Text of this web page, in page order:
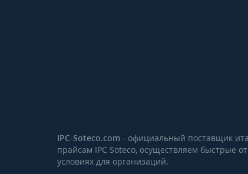
IPC-Soteco.com - официальный поставщик
прайсам IPC Soteco, осуществляем быстрые
условиях для организаций.